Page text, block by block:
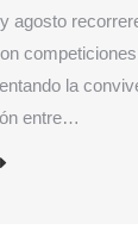
agosto
la
entre…